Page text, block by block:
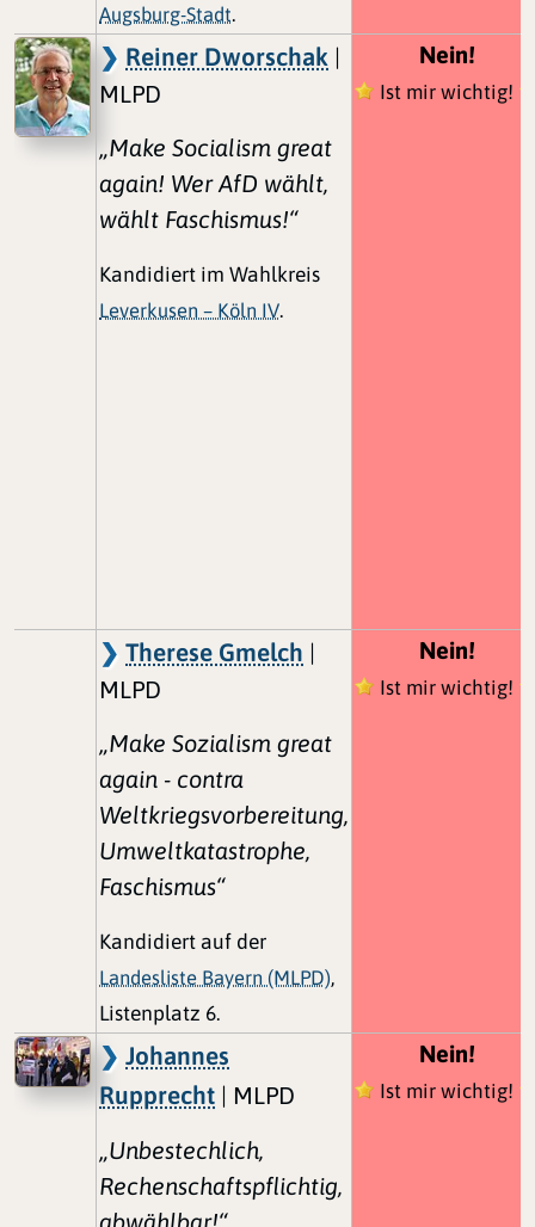
Augsburg-Stadt.
Reiner Dworschak |
MLPD
„Make Socialism great
again! Wer AfD wählt,
wählt Faschismus!“
Kandidiert im Wahlkreis
Leverkusen – Köln IV.
Nein!
Ist mir wichtig!
Therese Gmelch |
MLPD
„Make Sozialism great
again - contra
Weltkriegsvorbereitung,
Umweltkatastrophe,
Faschismus“
Kandidiert auf der
Landesliste Bayern (MLPD),
Listenplatz 6.
Nein!
Ist mir wichtig!
Johannes
Rupprecht | MLPD
„Unbestechlich,
Rechenschaftspflichtig,
abwählbar!“
Nein!
Ist mir wichtig!